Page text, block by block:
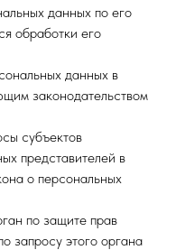
данных по его
обработки его
данных в
законодательством
субъектов
представителей в
о персональных
по защите прав
запросу этого органа